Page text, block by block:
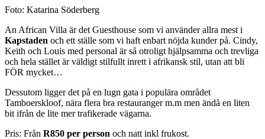
Foto: Katarina Söderberg
An African Villa är det Guesthouse som vi använder allra mest i
Kapstaden och ett ställe som vi haft enbart nöjda kunder på. Cindy,
Keith och Louis med personal är så otroligt hjälpsamma och trevliga
och hela stället är väldigt stilfullt inrett i afrikansk stil, utan att bli
FÖR mycket…
Dessutom ligger det på en lugn gata i populära området
Tamboerskloof, nära flera bra restauranger m.m men ändå en liten
bit ifrån de lite mer trafikerade vägarna.
Pris: Från R850 per person och natt inkl frukost.